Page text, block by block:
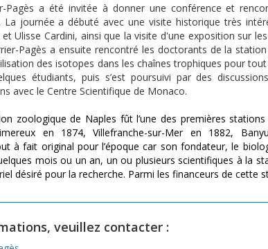
Pagès a été invitée à donner une conférence et
La journée a débuté avec une visite historique très
Ulisse Cardini, ainsi que la visite d'une exposition sur
Pagès a ensuite rencontré les doctorants de la
des isotopes dans les chaînes trophiques pour
étudiants, puis s’est poursuivi par des
avec le Centre Scientifique de Monaco.
zoologique de Naples fût l’une des premières
en 1874, Villefranche-sur-Mer en 1882,
à fait original pour l’époque car son fondateur, le
mois ou un an, un ou plusieurs scientifiques à la
désiré pour la recherche. Parmi les financeurs de cette
veuillez contacter :